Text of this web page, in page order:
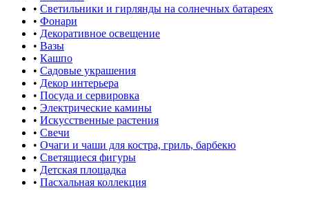
• Светильники и гирлянды на солнечных батареях
• Фонари
• Декоративное освещение
• Вазы
• Кашпо
• Садовые украшения
• Декор интерьера
• Посуда и сервировка
• Электрические камины
• Искусственные растения
• Свечи
• Очаги и чаши для костра, гриль, барбекю
• Светящиеся фигуры
• Детская площадка
• Пасхальная коллекция